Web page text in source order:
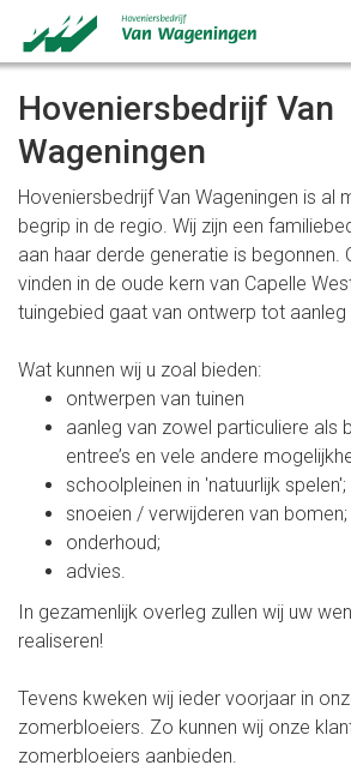
Hoveniersbedrijf Van
Wageningen
Hoveniersbedrijf Van Wageningen is al
begrip in de regio. Wij zijn een
aan haar derde generatie is begonnen.
vinden in de oude kern van Capelle
tuingebied gaat van ontwerp tot aanleg
Wat kunnen wij u zoal bieden:
ontwerpen van tuinen
aanleg van zowel particuliere als
entree’s en vele andere
schoolpleinen in 'natuurlijk spelen';
snoeien / verwijderen van bomen;
onderhoud;
advies.
In gezamenlijk overleg zullen wij uw
realiseren!
Tevens kweken wij ieder voorjaar in
zomerbloeiers. Zo kunnen wij onze
zomerbloeiers aanbieden.